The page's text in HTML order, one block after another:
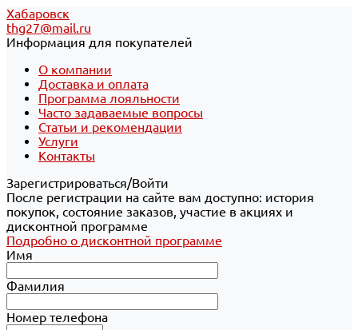
Хабаровск
thg27@mail.ru
Информация для покупателей
О компании
Доставка и оплата
Программа лояльности
Часто задаваемые вопросы
Статьи и рекомендации
Услуги
Контакты
Зарегистрироваться/Войти
После регистрации на сайте вам доступно: история
покупок, состояние заказов, участие в акциях и
дисконтной программе
Подробно о дисконтной программе
Имя
Фамилия
Номер телефона